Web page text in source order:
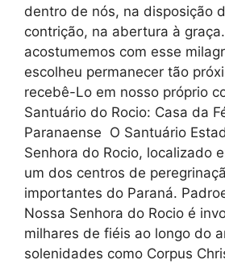
dentro de nós, na disposição
contrição, na abertura à
acostumemos com esse
escolheu permanecer tão
recebê-Lo em nosso próprio
Santuário do Rocio: Casa da
Paranaense O Santuário
Senhora do Rocio, localizado
um dos centros de
importantes do Paraná.
Nossa Senhora do Rocio é
milhares de fiéis ao longo do
solenidades como Corpus